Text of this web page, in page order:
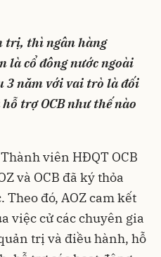
trị, thì ngân hàng
là cổ đông nước ngoài
3 năm với vai trò là đối
trợ OCB như thế nào
viên HĐQT OCB
và OCB đã ký thỏa
đó, AOZ cam kết
việc cử các chuyên gia
trị và điều hành, hỗ